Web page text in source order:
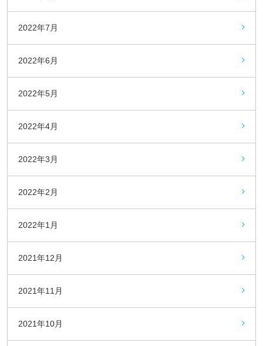
2022年7月
2022年6月
2022年5月
2022年4月
2022年3月
2022年2月
2022年1月
2021年12月
2021年11月
2021年10月